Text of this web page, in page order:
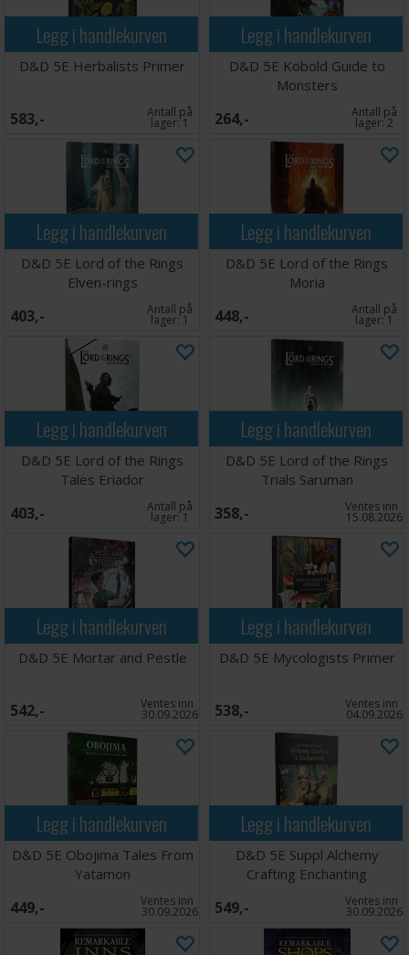
Legg i handlekurven
D&D 5E Herbalists Primer
583,- Antall på
lager:1
Legg i handlekurven
D&D 5E Kobold Guide to
Monsters
264,- Antall på
lager:2
Legg i handlekurven
D&D 5E Lord of the Rings
Elven-rings
403,- Antall på
lager:1
Legg i handlekurven
D&D 5E Lord of the Rings
Moria
448,- Antall på
lager:1
Legg i handlekurven
D&D 5E Lord of the Rings
Tales Eriador
403,- Antall på
lager:1
Legg i handlekurven
D&D 5E Lord of the Rings
Trials Saruman
358,- Ventes inn
15.08.2026
Legg i handlekurven
D&D 5E Mortar and Pestle
542,- Ventes inn
30.09.2026
Legg i handlekurven
D&D 5E Mycologists Primer
538,- Ventes inn
04.09.2026
Legg i handlekurven
D&D 5E Obojima Tales From
Yatamon
449,- Ventes inn
30.09.2026
Legg i handlekurven
D&D 5E Suppl Alchemy
Crafting Enchanting
549,- Ventes inn
30.09.2026